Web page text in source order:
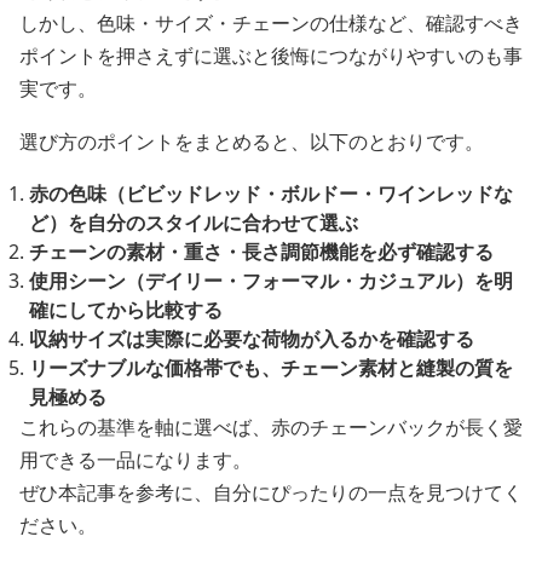
しかし、色味・サイズ・チェーンの仕様など、確認すべき
ポイントを押さえずに選ぶと後悔につながりやすいのも事
実です。
選び方のポイントをまとめると、以下のとおりです。
赤の色味（ビビッドレッド・ボルドー・ワインレッドな
ど）を自分のスタイルに合わせて選ぶ
チェーンの素材・重さ・長さ調節機能を必ず確認する
使用シーン（デイリー・フォーマル・カジュアル）を明
確にしてから比較する
収納サイズは実際に必要な荷物が入るかを確認する
リーズナブルな価格帯でも、チェーン素材と縫製の質を
見極める
これらの基準を軸に選べば、赤のチェーンバックが長く愛
用できる一品になります。
ぜひ本記事を参考に、自分にぴったりの一点を見つけてく
ださい。